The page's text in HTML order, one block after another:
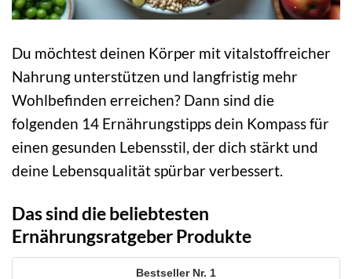
Du möchtest deinen Körper mit vitalstoffreicher
Nahrung unterstützen und langfristig mehr
Wohlbefinden erreichen? Dann sind die
folgenden 14 Ernährungstipps dein Kompass für
einen gesunden Lebensstil, der dich stärkt und
deine Lebensqualität spürbar verbessert.
Das sind die beliebtesten
Ernährungsratgeber Produkte
1